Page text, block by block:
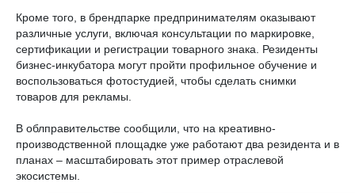
Кроме того, в брендпарке предпринимателям оказывают
различные услуги, включая консультации по маркировке,
сертификации и регистрации товарного знака. Резиденты
бизнес-инкубатора могут пройти профильное обучение и
воспользоваться фотостудией, чтобы сделать снимки
товаров для рекламы.
В облправительстве сообщили, что на креативно-
производственной площадке уже работают два резидента и в
планах – масштабировать этот пример отраслевой
экосистемы.